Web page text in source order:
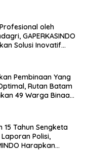
oleh
GAPERKASINDO
Solusi Inovatif
Pembinaan Yang
Rutan Batam
49 Warga Binaan
15 Tahun Sengketa
Laporan Polisi,
Harapkan